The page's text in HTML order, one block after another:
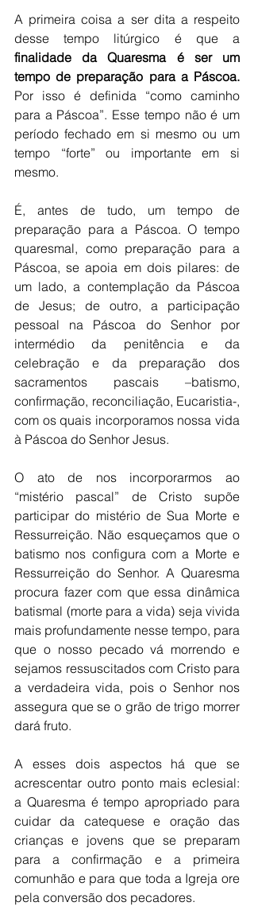
A primeira coisa a ser dita a respeito
desse tempo litúrgico é que a
finalidade da Quaresma é ser um
tempo de preparação para a Páscoa.
Por isso é definida “como caminho
para a Páscoa”. Esse tempo não é um
período fechado em si mesmo ou um
tempo “forte” ou importante em si
mesmo.
É, antes de tudo, um tempo de
preparação para a Páscoa. O tempo
quaresmal, como preparação para a
Páscoa, se apoia em dois pilares: de
um lado, a contemplação da Páscoa
de Jesus; de outro, a participação
pessoal na Páscoa do Senhor por
intermédio da penitência e da
celebração e da preparação dos
sacramentos pascais –batismo,
confirmação, reconciliação, Eucaristia-,
com os quais incorporamos nossa vida
à Páscoa do Senhor Jesus.
O ato de nos incorporarmos ao
“mistério pascal” de Cristo supõe
participar do mistério de Sua Morte e
Ressurreição. Não esqueçamos que o
batismo nos configura com a Morte e
Ressurreição do Senhor. A Quaresma
procura fazer com que essa dinâmica
batismal (morte para a vida) seja vivida
mais profundamente nesse tempo, para
que o nosso pecado vá morrendo e
sejamos ressuscitados com Cristo para
a verdadeira vida, pois o Senhor nos
assegura que se o grão de trigo morrer
dará fruto.
A esses dois aspectos há que se
acrescentar outro ponto mais eclesial:
a Quaresma é tempo apropriado para
cuidar da catequese e oração das
crianças e jovens que se preparam
para a confirmação e a primeira
comunhão e para que toda a Igreja ore
pela conversão dos pecadores.